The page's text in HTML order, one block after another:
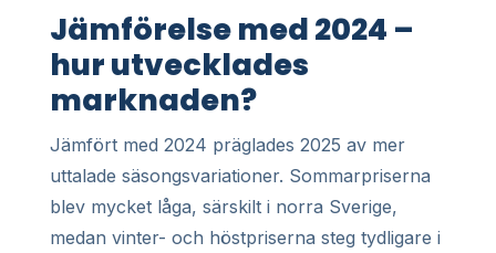
Jämförelse med 2024 –
hur utvecklades
marknaden?
Jämfört med 2024 präglades 2025 av mer
uttalade säsongsvariationer. Sommarpriserna
blev mycket låga, särskilt i norra Sverige,
medan vinter- och höstpriserna steg tydligare i